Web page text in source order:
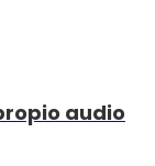
audio